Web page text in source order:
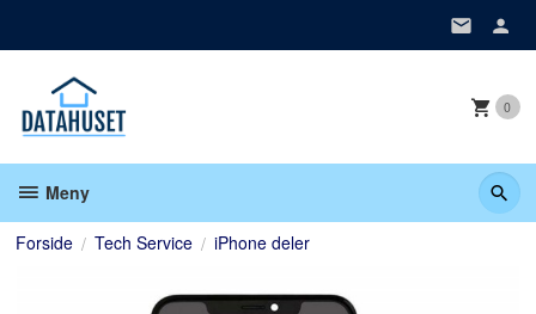
0
Meny
Forside Tech Service iPhone deler